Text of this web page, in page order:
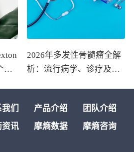
靶
2026年多发性骨髓瘤全解
析：流行病学、诊疗及医
们 产品介绍
团队介绍
资讯 摩熵数据
摩熵咨询